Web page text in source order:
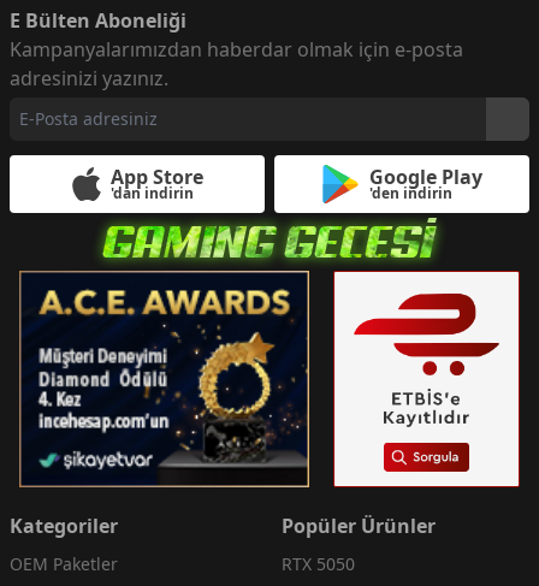
E Bülten Aboneliği
Kampanyalarımızdan haberdar olmak için e-posta
adresinizi yazınız.
App Store
'dan indirin
Google Play
'den indirin
Kategoriler
OEM Paketler
Popüler Ürünler
RTX 5050